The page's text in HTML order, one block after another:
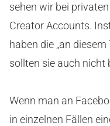
sehen wir bei
Creator Accounts.
haben die „an
sollten sie auch nicht
Wenn man an
in einzelnen Fällen